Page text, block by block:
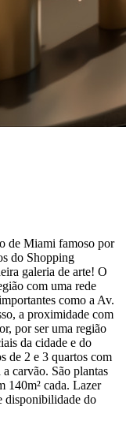
de Miami famoso por
do Shopping
galeria de arte! O
com uma rede
como a Av.
a proximidade com
por ser uma região
da cidade e do
de 2 e 3 quartos com
carvão. São plantas
140m² cada. Lazer
disponibilidade do